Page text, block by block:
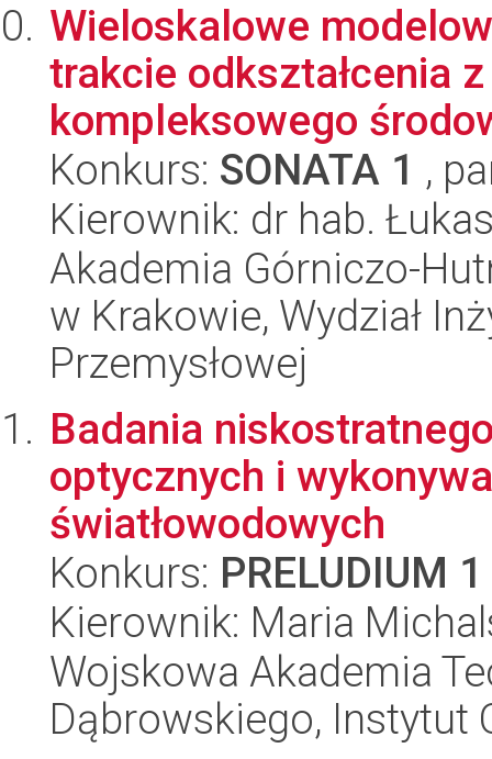
Wieloskalowe
trakcie odkształcenia
kompleksowego
Konkurs: SONATA 1 ,
Kierownik: dr hab.
Akademia Górniczo-
w Krakowie, Wydział
Przemysłowej
Badania
optycznych i
światłowodowych
Konkurs: PRELUDIUM 1
Kierownik: Maria
Wojskowa Akademia
Dąbrowskiego, Instytut